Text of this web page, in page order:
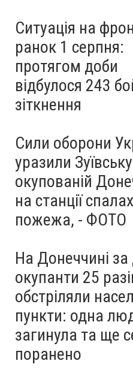
Ситуація на
ранок 1 серпня:
протягом доби
відбулося 243
зіткнення
Сили оборони
уразили
окупованій
на станції
пожежа, - ФОТО
На Донеччині за
окупанти 25
обстріляли
пункти: одна
загинула та ще
поранено